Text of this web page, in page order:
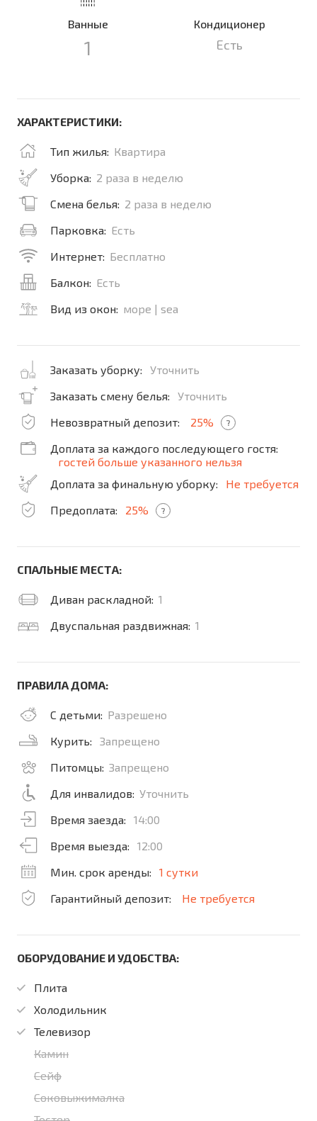
Ванные
1
Кондиционер
Есть
ХАРАКТЕРИСТИКИ:
Тип жилья: Квартира
Уборка: 2 раза в неделю
Смена белья: 2 раза в неделю
Парковка: Есть
Интернет: Бесплатно
Балкон: Есть
Вид из окон: море | sea
Заказать уборку:
Уточнить
Заказать смену белья:
Уточнить
Невозвратный депозит:
25% ?
Доплата за каждого последующего гостя:
гостей больше указанного нельзя
Доплата за финальную уборку:
Не требуется
Предоплата:
25% ?
СПАЛЬНЫЕ МЕСТА:
Диван раскладной: 1
Двуспальная раздвижная: 1
ПРАВИЛА ДОМА:
С детьми: Разрешено
Курить:
Запрещено
Питомцы: Запрещено
Для инвалидов: Уточнить
Время заезда:
14:00
Время выезда:
12:00
Мин. срок аренды:
1 сутки
Гарантийный депозит:
Не требуется
ОБОРУДОВАНИЕ И УДОБСТВА:
Плита
Холодильник
Телевизор
Камин
Сейф
Соковыжималка